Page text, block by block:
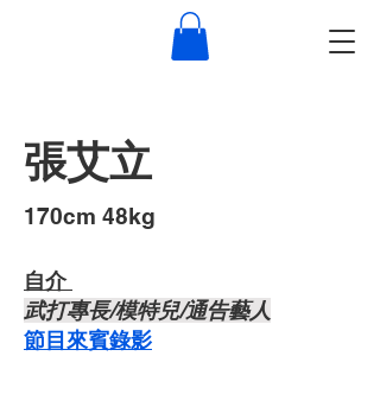
張艾立
​170cm 48kg
自介 ​
武打專長/模特兒/通告藝人
節目來賓錄影